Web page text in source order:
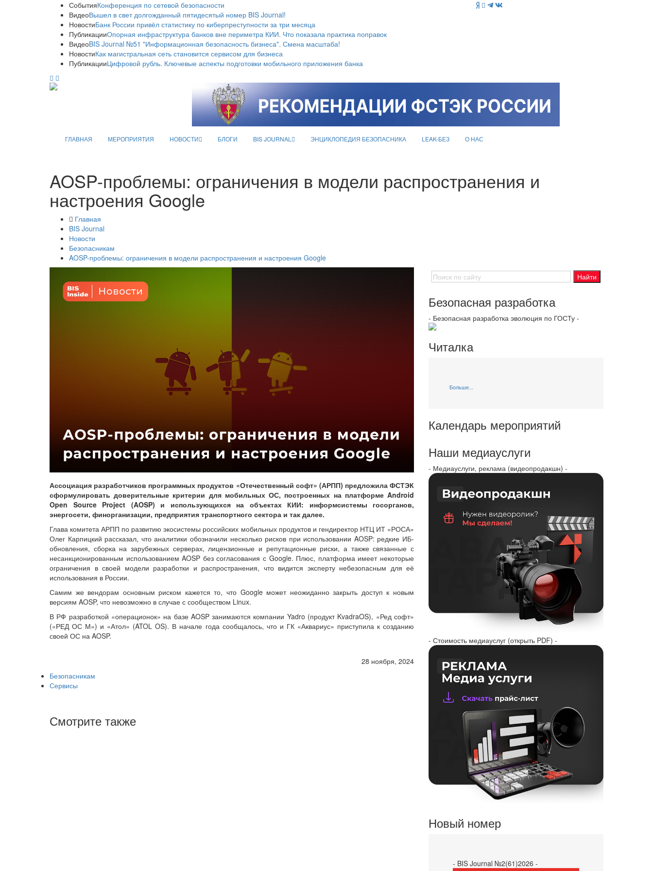
СобытияКонференция по сетевой безопасности
ВидеоВышел в свет долгожданный пятидесятый номер BIS Journal!
НовостиБанк России привёл статистику по киберпреступности за три месяца
ПубликацииОпорная инфраструктура банков вне периметра КИИ. Что показала практика поправок
ВидеоBIS Journal №51 "Информационная безопасность бизнеса". Смена масштаба!
НовостиКак магистральная сеть становится сервисом для бизнеса
ПубликацииЦифровой рубль. Ключевые аспекты подготовки мобильного приложения банка
ГЛАВНАЯ МЕРОПРИЯТИЯ НОВОСТИ БЛОГИ BIS JOURNAL ЭНЦИКЛОПЕДИЯ БЕЗОПАСНИКА LEAK-БЕЗ О НАС
AOSP-проблемы: ограничения в модели распространения и
настроения Google
Главная
BIS Journal
Новости
Безопасникам
AOSP-проблемы: ограничения в модели распространения и настроения Google
Ассоциация разработчиков программных продуктов «Отечественный софт» (АРПП) предложила ФСТЭК
сформулировать доверительные критерии для мобильных ОС, построенных на платформе Android
Open Source Project (AOSP) и использующихся на объектах КИИ: информсистемы госорганов,
энергосети, финорганизации, предприятия транспортного сектора и так далее.
Глава комитета АРПП по развитию экосистемы российских мобильных продуктов и гендиректор НТЦ ИТ «РОСА»
Олег Карпицкий рассказал, что аналитики обозначили несколько рисков при использовании AOSP: редкие ИБ-
обновления, сборка на зарубежных серверах, лицензионные и репутационные риски, а также связанные с
несанкционированным использованием AOSP без согласования с Google. Плюс, платформа имеет некоторые
ограничения в своей модели разработки и распространения, что видится эксперту небезопасным для её
использования в России.
Самим же вендорам основным риском кажется то, что Google может неожиданно закрыть доступ к новым
версиям AOSP, что невозможно в случае с сообществом Linux.
В РФ разработкой «операционок» на базе AOSP занимаются компании Yadro (продукт KvadraOS), «Ред софт»
(«РЕД ОС М») и «Атол» (ATOL OS). В начале года сообщалось, что и ГК «Аквариус» приступила к созданию
своей ОС на AOSP.
28 ноября, 2024
Безопасникам
Сервисы
Смотрите также
Безопасная разработка
- Безопасная разработка эволюция по ГОСТу -
Читалка
Больше...
Календарь мероприятий
Наши медиауслуги
- Медиауслуги, реклама (видеопродакшн) -
- Стоимость медиауслуг (открыть PDF) -
Новый номер
- BIS Journal №2(61)2026 -